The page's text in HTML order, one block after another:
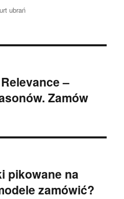
ubrań
–
Zamów
pikowane na
zamówić?